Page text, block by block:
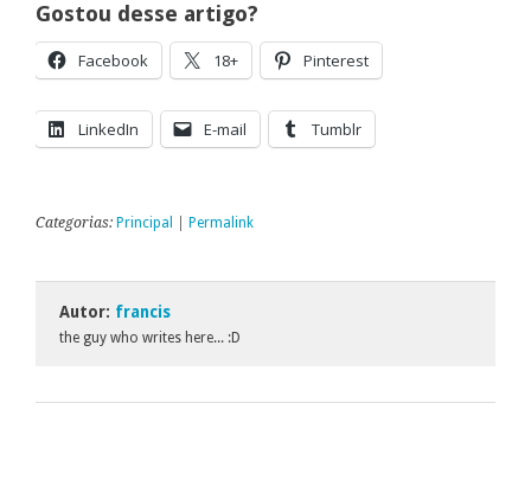
Gostou desse artigo?
Facebook 18+ Pinterest
LinkedIn E-mail Tumblr
Categorias: Principal Permalink
Autor: francis
the guy who writes here... :D